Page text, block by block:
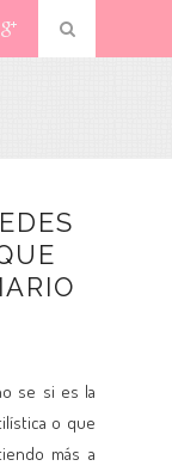
se si es la
o que
más a